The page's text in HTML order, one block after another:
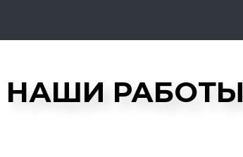
НАШИ РАБОТЫ